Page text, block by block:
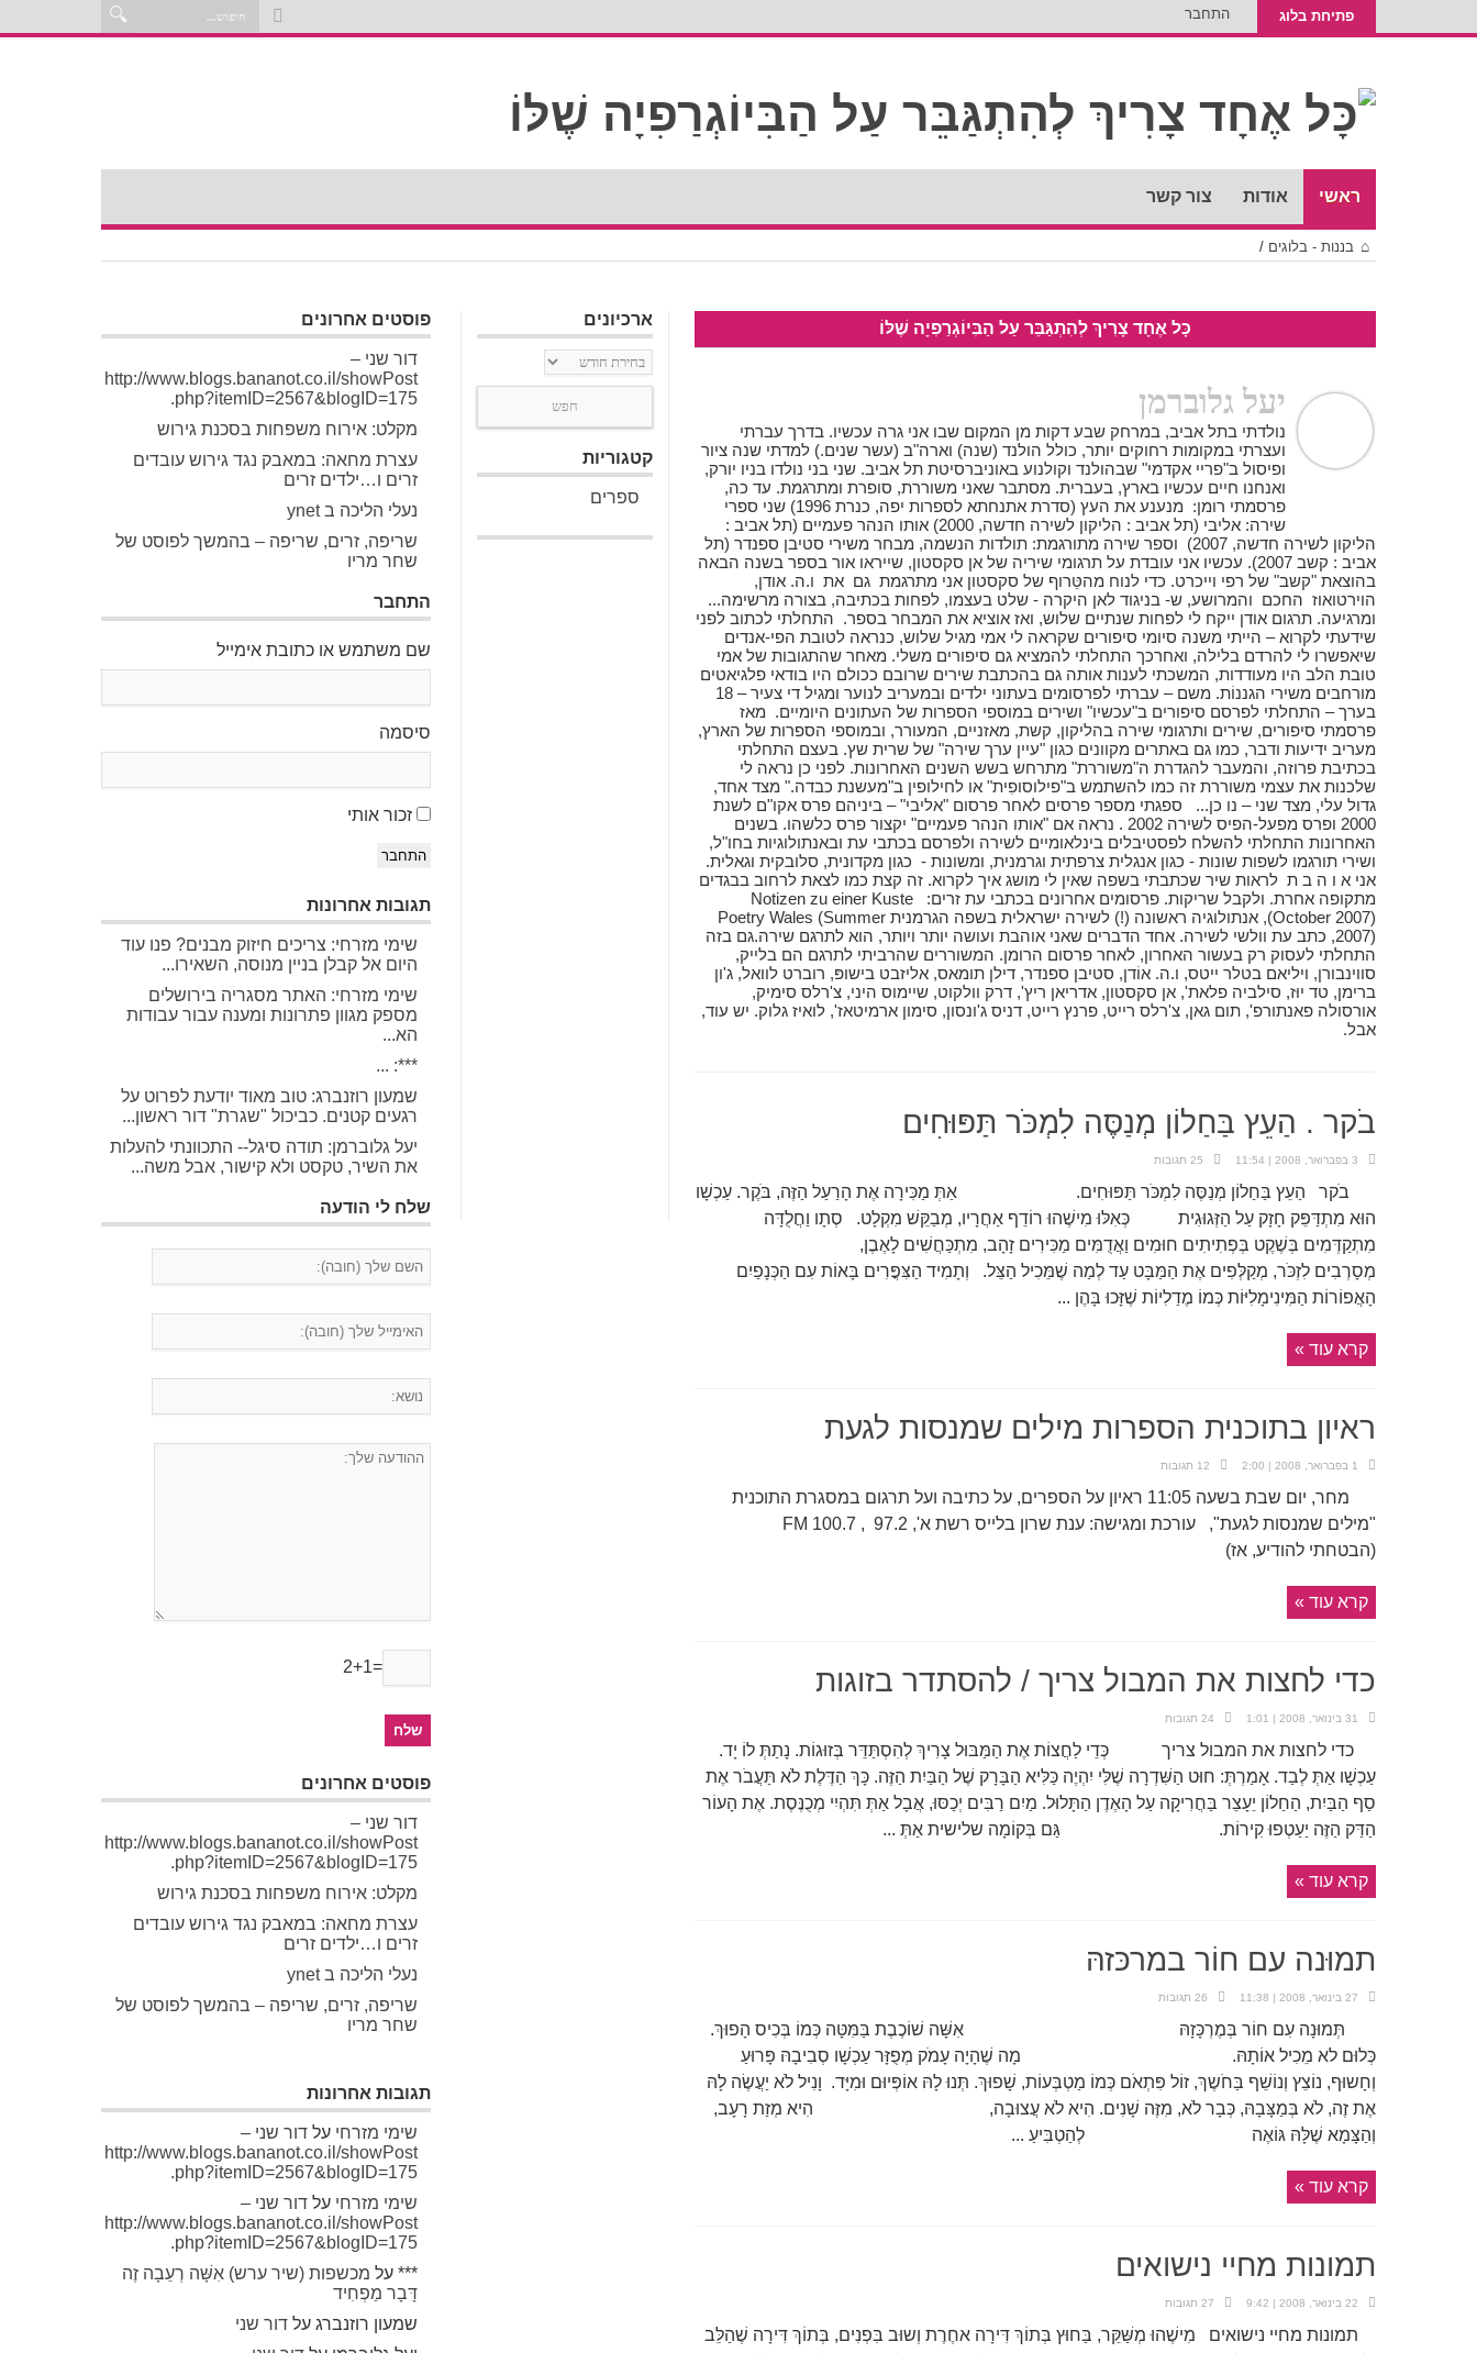
פתיחת בלוג התחבר
ראשי אודות צור קשר
בננות - בלוגים /
כָּל אֶחָד צָרִיךְ לְהִתְגַּבֵּר עַל הַבִּיוֹגְרַפִיָה שֶׁלּוֹ
יעל גלוברמן
נולדתי בתל אביב, במרחק שבע דקות מן המקום שבו אני גרה עכשיו. בדרך עברתי
ועצרתי במקומות רחוקים יותר, כולל הולנד (שנה) וארה"ב (עשר שנים.) למדתי שנה ציור
ופיסול ב"פריי אקדמי" שבהולנד וקולנוע באוניברסיטת תל אביב. שני בני נולדו בניו יורק,
ואנחנו חיים עכשיו בארץ, בעברית. מסתבר שאני משוררת, סופרת ומתרגמת. עד כה,
פרסמתי רומן: מנענע את העץ (סדרת אתנחתא לספרות יפה, כנרת 1996) שני ספרי
שירה: אליבי (תל אביב : הליקון לשירה חדשה, 2000) אותו הנהר פעמיים (תל אביב :
הליקון לשירה חדשה, 2007) וספר שירה מתורגמת: תולדות הנשמה, מבחר משירי סטיבן ספנדר (תל
אביב : קשב 2007). עכשיו אני עובדת על תרגומי שיריה של אן סקסטון, שייראו אור בספר בשנה הבאה
בהוצאת "קשב" של רפי וייכרט. כדי לנוח מהטֵּרוף של סקסטון אני מתרגמת גם את ו.ה. אודן,
הוירטואוז החכם והמרושע, ש- בניגוד לאן היקרה - שלט בעצמו, לפחות בכתיבה, בצורה מרשימה...
ומרגיעה. תרגום אודן ייקח לי לפחות שנתיים שלוש, ואז אוציא את המבחר בספר. התחלתי לכתוב לפני
שידעתי לקרוא – הייתי משנה סיומי סיפורים שקראה לי אמי מגיל שלוש, כנראה לטובת הפי-אנדים
שיאפשרו לי להרדם בלילה, ואחרכך התחלתי להמציא גם סיפורים משלי. מאחר שהתגובות של אמי
טובת הלב היו מעודדות, המשכתי לענות אותה גם בהכתבת שירים שרובם ככולם היו בודאי פלגיאטים
מורחבים משירי הגננוֹת. משם – עברתי לפרסומים בעתוני ילדים ובמעריב לנוער ומגיל די צעיר – 18
בערך – התחלתי לפרסם סיפורים ב"עכשיו" ושירים במוספי הספרות של העתונים היומיים. מאז
פרסמתי סיפורים, שירים ותרגומי שירה בהליקון, קשת, מאזניים, המעורר, ובמוספי הספרות של הארץ,
מעריב ידיעות ודבר, כמו גם באתרים מקוונים כגון "עיין ערך שירה" של שרית שץ. בעצם התחלתי
בכתיבת פרוזה, והמעבר להגדרת ה"משוררת" מתרחש בשש השנים האחרונות. לפני כן נראה לי
שלכנות את עצמי משוררת זה כמו להשתמש ב"פילוסופִית" או לחילופין ב"מעשנת כבדה." מצד אחד,
גדול עלי, מצד שני – נו כן... ספגתי מספר פרסים לאחר פרסום "אליבי" – ביניהם פרס אקו"ם לשנת
2000 ופרס מפעל-הפיס לשירה 2002 . נראה אם "אותו הנהר פעמיים" יקצור פרס כלשהו. בשנים
האחרונות התחלתי להשלח לפסטיבלים בינלאומיים לשירה ולפרסם בכתבי עת ובאנתולוגיות בחו"ל,
ושירי תורגמו לשפות שונות - כגון אנגלית צרפתית וגרמנית, ומשונות - כגון מקדונית, סלובקית וגאלית.
אני א ו ה ב ת לראות שיר שכתבתי בשפה שאין לי מושג איך לקרוא. זה קצת כמו לצאת לרחוב בבגדים
מתקופה אחרת. ולקבל שריקות. פרסומים אחרונים בכתבי עת זרים: Notizen zu einer Kuste
(October 2007), אנתולוגיה ראשונה (!) לשירה ישראלית בשפה הגרמנית Poetry Wales (Summer
2007), כתב עת וולשי לשירה. אחד הדברים שאני אוהבת ועושה יותר ויותר, הוא לתרגם שירה.גם בזה
התחלתי לעסוק רק בעשור האחרון, לאחר פרסום הרומן. המשוררים שהרביתי לתרגם הם בלייק,
סווינבורן, ויליאם בטלר ייטס, ו.ה. אוֹדן, סטיבן ספנדר, דילן תומאס, אליזבט בישופּ, רוברט לוואל, ג'ון
ברימן, טד יוּז, סילביה פלאת', אן סקסטון, אדריאן ריץ', דרק וולקוט, שיימוס היני, צ'רלס סימיק,
אורסולה פאנתורפ', תום גאן, צ'רלס רייט, פרנץ רייט, דניס ג'ונסון, סימון ארמיטאז', לואיז גלוק. יש עוד,
אבל.
בֹקר . הַעֵץ בַּחַלוֹן מְנַסֶּה לִמְכֹּר תַּפּוּחִים
3 בפברואר, 2008 | 11:54 25 תגובות
בֹקר הַעֵץ בַּחַלוֹן מְנַסֶּה לִמְכֹּר תַּפּוּחִים. אַתְּ מַכִּירָה אֶת הָרַעַל הַזֶּה, בֹּקֶר. עַכְשָׁו
הוּא מִתְדַּפֵּק חָזָק עַל הַזְּגוּגִית כְּאִלּוּ מִישֶׁהוּ רוֹדֵף אַחֲרָיו, מְבַקֵּשׁ מִקְלָט. סְתָו וַחֲלֻדָּה
מִתְקַדְּמִים בְּשֶׁקֶט בְּפְתִיתִים חוּמִים וַאֲדֻמִּים מַכִּירִים זָהָב, מִתְכַּחֲשִׁים לָאֶבֶן,
מְסָרְבִים לִזְכֹּר, מְקַלְּפִים אֶת הַמַּבָּט עַד לְמַה שֶׁמֵּכִיל הַצֵּל. וְתָמִיד הַצִּפֳּרִים בָּאוֹת עִם הַכְּנָפַיִם
הָאֲפוֹרוֹת הַמִּינִימָלִיּוֹת כְּמוֹ מֶדַלִיוֹת שֶׁזָּכוּ בָּהֶן ...
קרא עוד »
ראיון בתוכנית הספרות מילים שמנסות לגעת
1 בפברואר, 2008 | 2:00 12 תגובות
מחר, יום שבת בשעה 11:05 ראיון על הספרים, על כתיבה ועל תרגום במסגרת התוכנית
(הבטחתי להודיע, אז)
קרא עוד »
כדי לחצות את המבול צריך / להסתדר בזוגות
31 בינואר, 2008 | 1:01 24 תגובות
כדי לחצות את המבול צריך כְּדֵי לַחֲצוֹת אֶת הַמַּבּוּל צָרִיךְ לְהִסְתַּדֵּר בְּזוּגוֹת. נָתַתְּ לוֹ יָד.
עַכְשָׁו אַתְּ לְבַד. אָמַרְתְּ: חוּט הַשִּׁדְרָה שֶׁלִּי יִהְיֶה כַּלִּיא הַבָּרָק שֶׁל הַבַּיִת הַזֶּה. כָּךְ הַדֶּלֶת לֹא תַּעֲבֹר אֶת
סַף הַבַּיִת, הַחַלוֹן יֵעָצֵר בַּחֲרִיקָה עַל הָאֶדֶן הַתָּלוּל. מַיִם רַבִּים יְכַסּוּ, אֲבָל אַתְּ תִּהְיִי מְכֻנֶּסֶת. אֶת הָעוֹר
הַדַּק הַזֶּה יַעַטְפוּ קִירוֹת. גַּם בְּקוֹמָה שלישית אַתְּ ...
קרא עוד »
תמוּנה עם חוֹר במרכּזהּ
27 בינואר, 2008 | 11:38 26 תגובות
תְּמוּנָה עִם חוֹר בְּמֶרְכָּזָהּ אִשָּׁה שׁוֹכֶבֶת בַּמִּטָּה כְּמוֹ בְּכִיס הָפוּךְ.
כְּלוּם לא מֵכִיל אוֹתָהּ. מָה שֶׁהָיָה עָמֹק מְפֻזָּר עַכְשָׁו סְבִיבָהּ פָּרוּעַ
וְחָשוּף, נוֹצֵץ וְנוֹשֵׁף בַּחֹשֶךְ, זוֹל פִּתְאֹם כְּמוֹ מַטְבְּעוֹת, שָׁפוּךְ. תְּנוּ לָהּ אוֹפְּיוּם וּמִיָּד. וָנִיל לֹא יַעֲשֶׂה לָהּ
אֶת זֶה, לֹא בְּמַצָּבָהּ, כְּבָר לֹא, מִזֶּה שָׁנִים. הִיא לֹא עֲצוּבָה, הִיא מְזַת רָעָב,
וְהַצָּמָא שֶׁלָּהּ גּוֹאֶה לְהַטְבִּיעַ ...
קרא עוד »
תמונות מחיי נישואים
22 בינואר, 2008 | 9:42 27 תגובות
תמונות מחיי נישואים מִישֶׁהוּ מְשַּׁקֵּר, בַּחוּץ בְּתוֹךְ דִּירָה אחֶרֶת וְשוּב בִּפְנִים, בְּתוֹךְ דִּירָה שֶׁהַלֵּב
ארכיונים
ארכיונים
קטגוריות
ספרים
פוסטים אחרונים
דור שני –
http://www.blogs.bananot.co.il/showPost
.php?itemID=2567&blogID=175
מקלט: אירוח משפחות בסכנת גירוש
עצרת מחאה: במאבק נגד גירוש עובדים
זרים ו…ילדים זרים
נעלי הליכה ב ynet
שריפה, זרים, שריפה – בהמשך לפוסט של
שחר מריו
התחבר
שם משתמש או כתובת אימייל
סיסמה
זכור אותי
התחבר
תגובות אחרונות
שימי מזרחי: צריכים חיזוק מבנים? פנו עוד
היום אל קבלן בניין מנוסה, השאירו...
שימי מזרחי: האתר מסגריה בירושלים
מספק מגוון פתרונות ומענה עבור עבודות
הא...
***: ...
שמעון רוזנברג: טוב מאוד יודעת לפרוט על
רגעים קטנים. כביכול "שגרת" דור ראשון...
יעל גלוברמן: תודה סיגל-- התכוונתי להעלות
את השיר, טקסט ולא קישור, אבל משה...
שלח לי הודעה
2+1=
פוסטים אחרונים
דור שני –
http://www.blogs.bananot.co.il/showPost
.php?itemID=2567&blogID=175
מקלט: אירוח משפחות בסכנת גירוש
עצרת מחאה: במאבק נגד גירוש עובדים
זרים ו…ילדים זרים
נעלי הליכה ב ynet
שריפה, זרים, שריפה – בהמשך לפוסט של
שחר מריו
תגובות אחרונות
שימי מזרחי על דור שני –
http://www.blogs.bananot.co.il/showPost
.php?itemID=2567&blogID=175
שימי מזרחי על דור שני –
http://www.blogs.bananot.co.il/showPost
.php?itemID=2567&blogID=175
*** על מכשפות (שיר ערש) אִשָּׁה רְעֵבָה זֶה
דָּבָר מַפְחִיד
שמעון רוזנברג על דור שני